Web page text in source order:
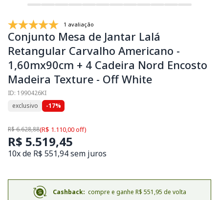
1 avaliação
Conjunto Mesa de Jantar Lalá
Retangular Carvalho Americano -
1,60mx90cm + 4 Cadeira Nord Encosto
Madeira Texture - Off White
ID: 1990426KI
exclusivo
-17%
R$ 6.628,88(R$ 1.110,00 off)
R$ 5.519,45
10x de R$ 551,94 sem juros
Cashback: compre e ganhe R$ 551,95 de volta